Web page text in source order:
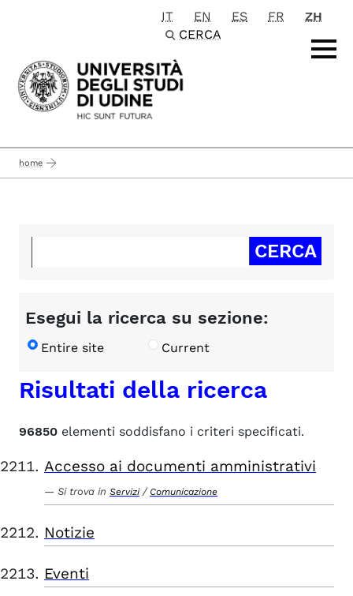
Passa al contenuto principale
IT EN ES FR
ZH
CERCA
home
Esegui la ricerca su sezione:
Entire site Current
Risultati della ricerca
96850 elementi soddisfano i criteri specificati.
Accesso ai documenti amministrativi
Si trova in Servizi / Comunicazione
Notizie
Eventi